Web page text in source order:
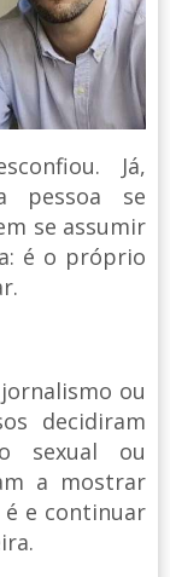
Já,
pessoa se
se assumir
é o próprio
ou
decidiram
sexual ou
a mostrar
é e continuar